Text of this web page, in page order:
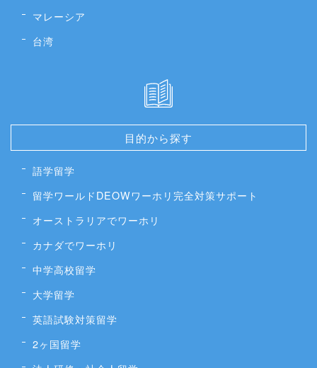
マレーシア
台湾
目的から探す
語学留学
留学ワールドDEOWワーホリ完全対策サポート
オーストラリアでワーホリ
カナダでワーホリ
中学高校留学
大学留学
英語試験対策留学
2ヶ国留学